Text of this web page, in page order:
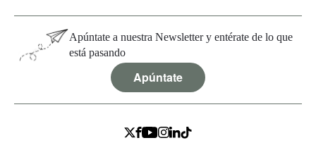
Apúntate a nuestra Newsletter y entérate de lo que
está pasando
Apúntate